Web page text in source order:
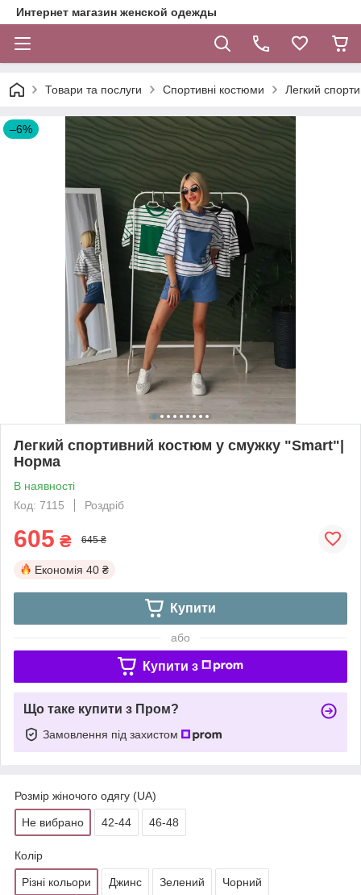
Интернет магазин женской одежды
Товари та послуги Спортивні костюми Легкий
–6%
Легкий спортивний костюм у смужку "Smart"|
Норма
В наявності
Код: 7115
Роздріб
605 ₴ 645 ₴
Економія 40 ₴
Купити
або
Купити з
Що таке купити з Пром?
Замовлення під захистом
Розмір жіночого одягу (UA)
Не вибрано 42-44 46-48
Колір
Різні кольори Джинс Зелений Чорний